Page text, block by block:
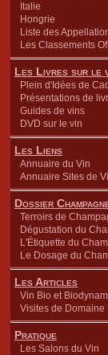
Italie
Hongrie
Liste des
Les Classements
Les Livres sur le
Plein d'Idées de
Présentations de
Guides de vins
DVD sur le vin
Les Liens
Annuaire du Vin
Annuaire Sites de
Dossier
Terroirs de
Dégustation du
L'Étiquette du
Le Dosage du
Les Articles
Vin Bio et
Visites de Domaine
Pratique
Les Salons du Vin